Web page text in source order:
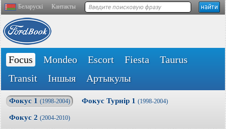
Беларускі Кантакты
Focus Mondeo Escort Fiesta
Taurus
Transit
Іншыя Артыкулы
Фокус 1 (1998-2004) Фокус Турнір 1 (1998-2004)
Фокус 2 (2004-2010)